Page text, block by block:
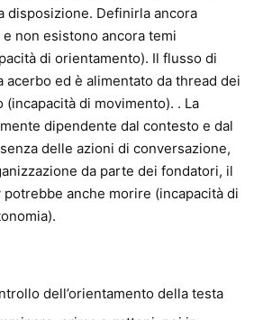
disposizione. Definirla ancora
non esistono ancora temi
di orientamento). Il flusso di
acerbo ed è alimentato da thread dei
di movimento). . La
dipendente dal contesto e dal
delle azioni di conversazione,
da parte dei fondatori, il
anche morire (incapacità di
dell’orientamento della testa